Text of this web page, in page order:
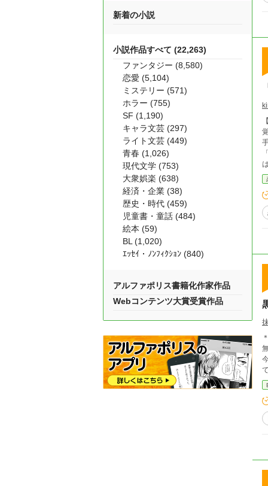
は逃げ
今
新着の小説
小説作品すべて (22,263)
ファンタジー (8,580)
恋愛 (5,104)
ミステリー (571)
ホラー (755)
SF (1,190)
キャラ文芸 (297)
ライト文芸 (449)
青春 (1,026)
現代文学 (753)
大衆娯楽 (638)
経済・企業 (38)
歴史・時代 (459)
児童書・童話 (484)
絵本 (59)
BL (1,020)
ｴｯｾｲ・ﾉﾝﾌｨｸｼｮﾝ (840)
アルファポリス書籍化作家作品
Webコンテンツ大賞受賞作品